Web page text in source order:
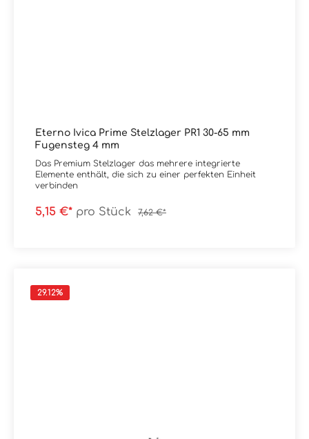
Eterno Ivica Prime Stelzlager PR1 30-65 mm
Fugensteg 4 mm
Das Premium Stelzlager das mehrere integrierte
Elemente enthält, die sich zu einer perfekten Einheit
verbinden
5,15 €* pro Stück 7,62 €*
29.12%